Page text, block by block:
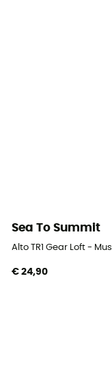
Sea To Summit
Alto TR1 Gear Loft -
€ 24,90